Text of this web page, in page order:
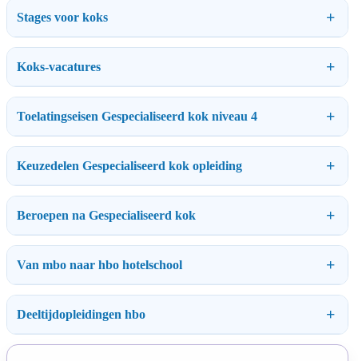
Stages voor koks
Koks-vacatures
Toelatingseisen Gespecialiseerd kok niveau 4
Keuzedelen Gespecialiseerd kok opleiding
Beroepen na Gespecialiseerd kok
Van mbo naar hbo hotelschool
Deeltijdopleidingen hbo